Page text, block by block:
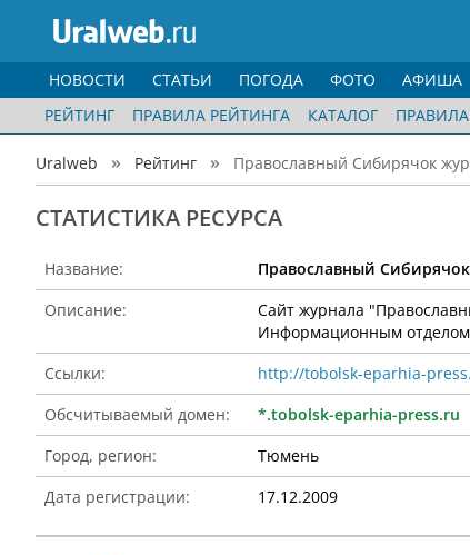
НОВОСТИ СТАТЬИ ПОГОДА ФОТО АФИША
РЕЙТИНГ
ПРАВИЛА РЕЙТИНГА КАТАЛОГ
Uralweb Рейтинг Православный Сибирячок
CТАТИСТИКА РЕСУРСА
Название:
Православный Сибирячок
Описание:
Сайт журнала
Информационным
Ссылки:
http://tobolsk-eparhia-
Обсчитываемый домен:
*.tobolsk-eparhia-press.ru
Город, регион:
Тюмень
Дата регистрации:
17.12.2009